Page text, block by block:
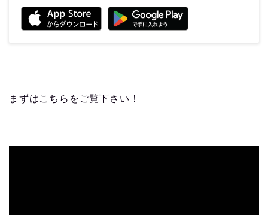
まずはこちらをご覧下さい！